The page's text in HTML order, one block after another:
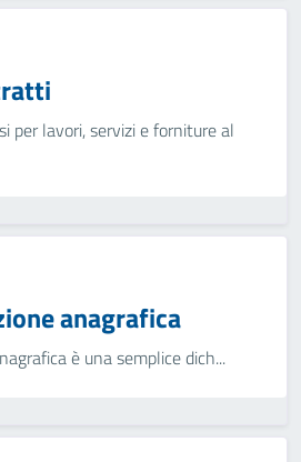
per lavori, servizi e forniture al
anagrafica
è una semplice dich...